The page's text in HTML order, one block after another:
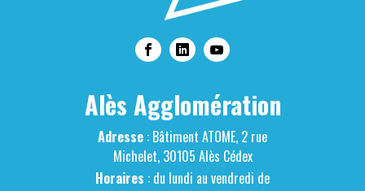
Alès Agglomération
Adresse : Bâtiment ATOME, 2 rue
Michelet, 30105 Alès Cédex
Horaires : du lundi au vendredi de